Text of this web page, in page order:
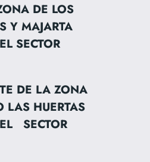
DE LOS
Y MAJARTA
SECTOR
LA ZONA
LAS HUERTAS
SECTOR